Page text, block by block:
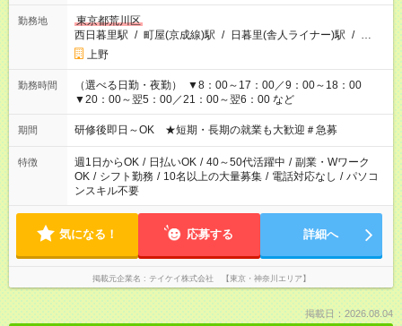
勤務地
東京都荒川区
西日暮里駅 / 町屋(京成線)駅 / 日暮里(舎人ライナー)駅 / …
上野
勤務時間
（選べる日勤・夜勤） ▼8：00～17：00／9：00～18：00
▼20：00～翌5：00／21：00～翌6：00 など
期間 研修後即日～OK ★短期・長期の就業も大歓迎＃急募
特徴 週1日からOK / 日払いOK / 40～50代活躍中 / 副業・Wワーク
OK / シフト勤務 / 10名以上の大量募集 / 電話対応なし / パソコ
ンスキル不要
気になる！ 応募する 詳細へ
掲載元企業名 テイケイ株式会社 【東京・神奈川エリア】
掲載日：2026.08.04